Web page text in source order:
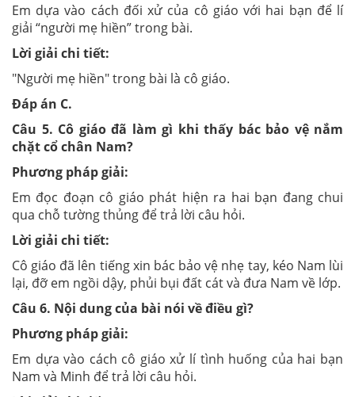
Em dựa vào cách đối xử của cô giáo với hai bạn để lí
giải “người mẹ hiền” trong bài.
Lời giải chi tiết:
"Người mẹ hiền" trong bài là cô giáo.
Đáp án C.
Câu 5. Cô giáo đã làm gì khi thấy bác bảo vệ nắm
chặt cổ chân Nam?
Phương pháp giải:
Em đọc đoạn cô giáo phát hiện ra hai bạn đang chui
qua chỗ tường thủng để trả lời câu hỏi.
Lời giải chi tiết:
Cô giáo đã lên tiếng xin bác bảo vệ nhẹ tay, kéo Nam lùi
lại, đỡ em ngồi dậy, phủi bụi đất cát và đưa Nam về lớp.
Câu 6. Nội dung của bài nói về điều gì?
Phương pháp giải:
Em dựa vào cách cô giáo xử lí tình huống của hai bạn
Nam và Minh để trả lời câu hỏi.